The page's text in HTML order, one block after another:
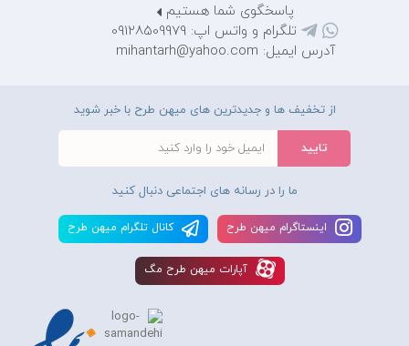
پاسخگوی شما هستیم
تلگرام و واتس اپ: 09128509979
آدرس ایمیل: mihantarh@yahoo.com
از تخفیف ها و جدیدترین های میهن طرح با خبر شوید
ما را در رسانه های اجتماعی دنبال کنید
اينستاگرام ميهن طرح کانال تلگرام ميهن طرح
آپارات ميهن طرح مگ